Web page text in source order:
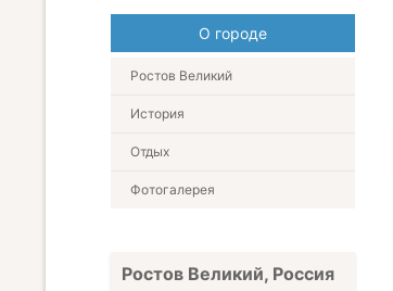
О городе
Ростов Великий
История
Отдых
Фотогалерея
Ростов Великий, Россия